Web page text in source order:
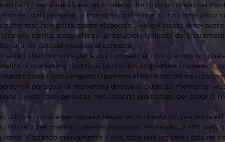
richiesta sulla base del consenso fornito con l'invio del
i dati personali. Il mancato conferimento ha come unica
e che essa non potrà essere elaborata. Avete il diritto di
scritta, senza che ciò pregiudichi la liceità del
dei dati del modulo di contatto
ulteriormente per scopi compatibili con lo scopo
di marketing diretto in forme non soggette a consenso,
questo caso, i dati vengono trasmessi al fornitore del servizio di
per scopi di marketing diretto in qualsiasi momento
i vostri dati personali non saranno più trattati per scopi di
utilizza i cookie per rendere l'esperienza utente più piacevole
utilizzato per memorizzare informazioni. Visitando un sito web,
Visitando nuovamente il sito, esso può leggere i dati del